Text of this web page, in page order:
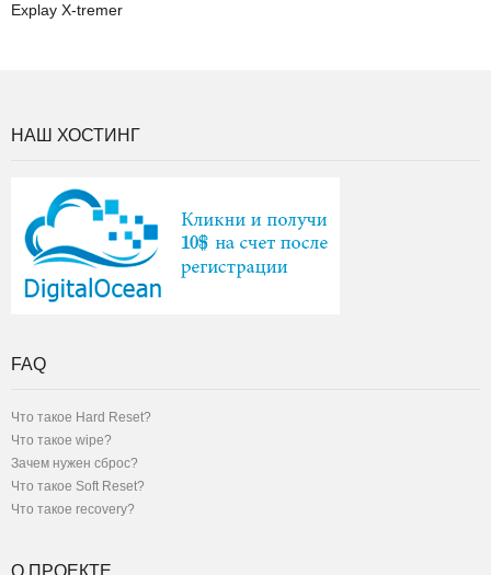
Explay X-tremer
НАШ ХОСТИНГ
FAQ
Что такое Hard Reset?
Что такое wipe?
Зачем нужен сброс?
Что такое Soft Reset?
Что такое recovery?
О ПРОЕКТЕ